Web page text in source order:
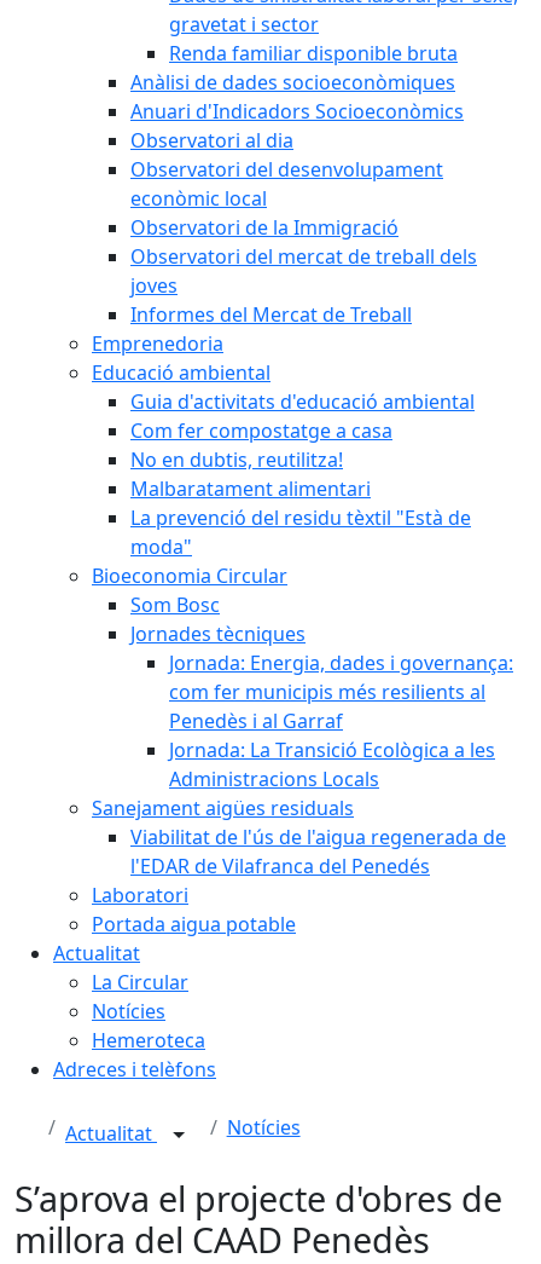
gravetat i sector
Renda familiar disponible bruta
Anàlisi de dades socioeconòmiques
Anuari d'Indicadors Socioeconòmics
Observatori al dia
Observatori del desenvolupament
econòmic local
Observatori de la Immigració
Observatori del mercat de treball dels
joves
Informes del Mercat de Treball
Emprenedoria
Educació ambiental
Guia d'activitats d'educació ambiental
Com fer compostatge a casa
No en dubtis, reutilitza!
Malbaratament alimentari
La prevenció del residu tèxtil "Està de
moda"
Bioeconomia Circular
Som Bosc
Jornades tècniques
Jornada: Energia, dades i governança:
com fer municipis més resilients al
Penedès i al Garraf
Jornada: La Transició Ecològica a les
Administracions Locals
Sanejament aigües residuals
Viabilitat de l'ús de l'aigua regenerada de
l'EDAR de Vilafranca del Penedés
Laboratori
Portada aigua potable
Actualitat
La Circular
Notícies
Hemeroteca
Adreces i telèfons
Actualitat Notícies
S’aprova el projecte d'obres de
millora del CAAD Penedès